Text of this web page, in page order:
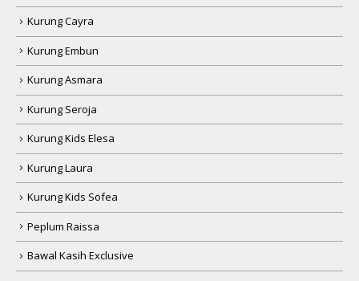
Kurung Cayra
Kurung Embun
Kurung Asmara
Kurung Seroja
Kurung Kids Elesa
Kurung Laura
Kurung Kids Sofea
Peplum Raissa
Bawal Kasih Exclusive